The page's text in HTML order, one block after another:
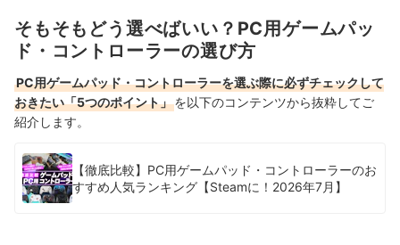
そもそもどう選べばいい？PC用ゲームパッ
ド・コントローラーの選び方
PC用ゲームパッド・コントローラーを選ぶ際に必ずチェックして
おきたい「5つのポイント」を以下のコンテンツから抜粋してご
紹介します。
【徹底比較】PC用ゲームパッド・コントローラーのお
すすめ人気ランキング【Steamに！2026年7月】